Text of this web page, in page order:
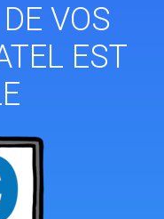
VOS
EST